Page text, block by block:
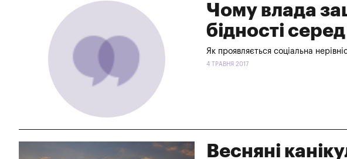
Чому влада
бідності
Як проявляється соціальна
4 ТРАВНЯ 2017
Весняні